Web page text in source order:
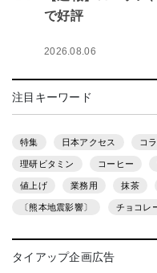
で好評
2026.08.06
注目キーワード
特集 日本アクセス コ
理研ビタミン コーヒー
値上げ 業務用 抹茶
〔熊本地震影響〕 チョコレ
タイアップ企画広告